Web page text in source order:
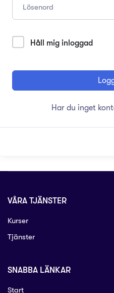
Håll mig inloggad
Har du inget
VÅRA TJÄNSTER
Kurser
Tjänster
SNABBA LÄNKAR
Start